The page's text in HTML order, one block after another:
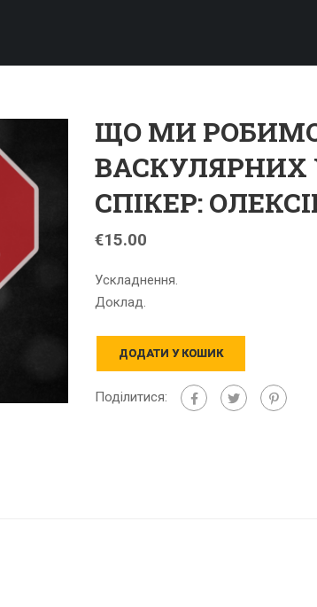
ЩО МИ
ВАСКУЛЯРНИХ
СПІКЕР:
€15.00
Ускладнення.
Доклад.
ДОДАТИ У КОШИК
Поділитися: